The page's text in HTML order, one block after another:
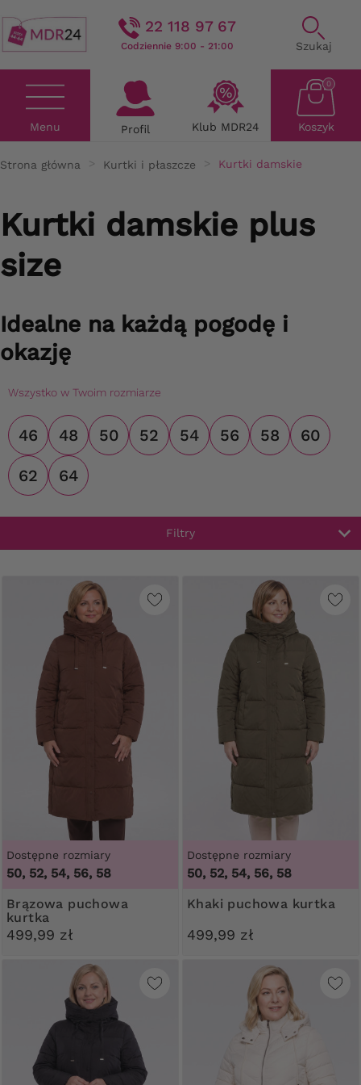
22 118 97 67
Codziennie 9:00 - 21:00 Szukaj
Menu Profil Klub MDR24 Koszyk
0
Strona główna Kurtki i płaszcze Kurtki damskie
Kurtki damskie plus
size
Idealne na każdą pogodę i
okazję
Wszystko w Twoim rozmiarze
46 48 50 52 54 56 58 60
62 64
Filtry
Dostępne rozmiary
50, 52, 54, 56, 58
Brązowa puchowa
kurtka
499,99 zł
Dostępne rozmiary
50, 52, 54, 56, 58
Khaki puchowa kurtka
499,99 zł